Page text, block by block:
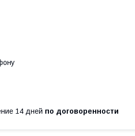
14 дней по договоренности